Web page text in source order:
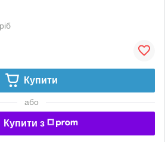
Купити
або
Купити з